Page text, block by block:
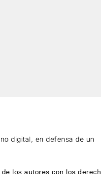
digital, en defensa de un
los autores con los